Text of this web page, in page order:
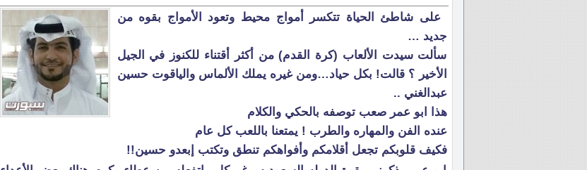
على شاطئ الحياة تتكسر أمواج محيط وتعود الأمواج بقوه من
جديد …
سألت سيدت الألعاب (كرة القدم) من أكثر أقتناء للكنوز في الجيل
الأخير ؟ قالت! بكل حياد…ومن غيره يملك الألماس والياقوت حسين
عبدالغني ..
هذا ابو عمر صعب توصفه بالحكي والكلام
عنده الفن والمهاره والطرب ! يمتعنا باللعب كل عام
فكيف قلوبكم تجعل أقلامكم وأفواهكم تنطق وتكتب إبعدو حسين!!